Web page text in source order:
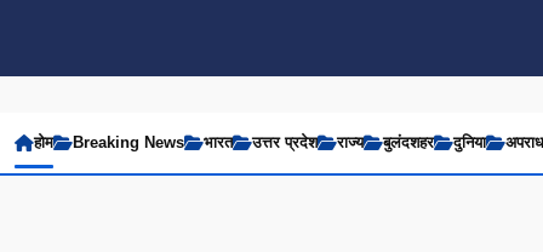
होम Breaking News भारत उत्तर प्रदेश राज्य बुलंदशहर दुनिया अपराध